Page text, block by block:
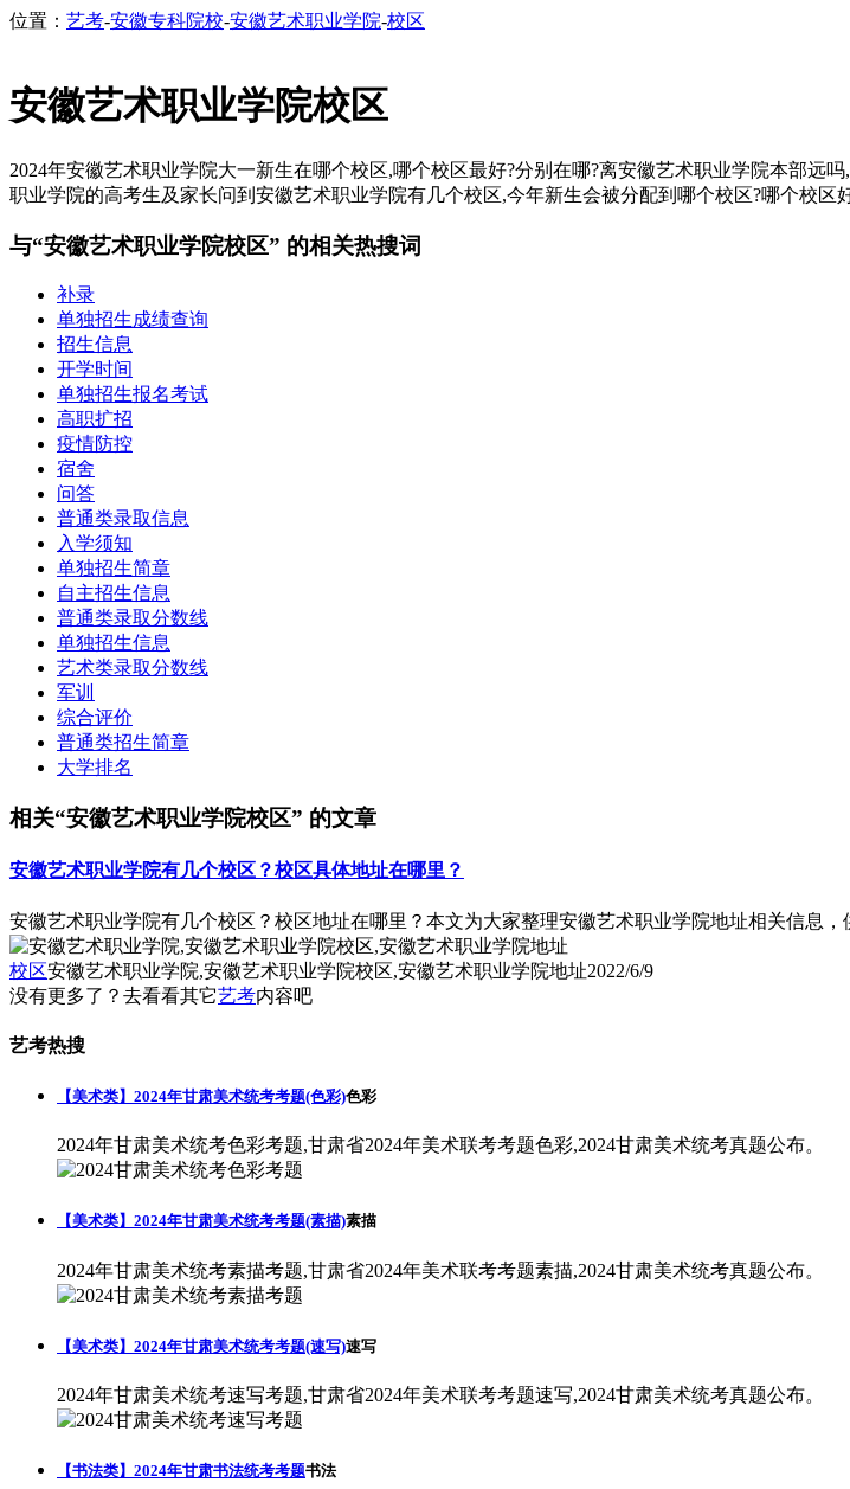
位置： 艺考-安徽专科院校-安徽艺术职业学院-校区
安徽艺术职业学院校区
2024年安徽艺术职业学院大一新生在哪个校区,哪个校区最好?分别在哪?离安徽艺术职业学院本部
职业学院的高考生及家长问到安徽艺术职业学院有几个校区,今年新生会被分配到哪个校区?哪个校区
与“安徽艺术职业学院校区” 的相关热搜词
补录
单独招生成绩查询
招生信息
开学时间
单独招生报名考试
高职扩招
疫情防控
宿舍
问答
普通类录取信息
入学须知
单独招生简章
自主招生信息
普通类录取分数线
单独招生信息
艺术类录取分数线
军训
综合评价
普通类招生简章
大学排名
相关“安徽艺术职业学院校区” 的文章
安徽艺术职业学院有几个校区？校区具体地址在哪里？
安徽艺术职业学院有几个校区？校区地址在哪里？本文为大家整理安徽艺术职业学院地址相关信息，
校区安徽艺术职业学院,安徽艺术职业学院校区,安徽艺术职业学院地址2022/6/9
没有更多了？去看看其它艺考内容吧
艺考热搜
【美术类】2024年甘肃美术统考考题(色彩)色彩
2024年甘肃美术统考色彩考题,甘肃省2024年美术联考考题色彩,2024甘肃美术统考真题公布。
【美术类】2024年甘肃美术统考考题(素描)素描
2024年甘肃美术统考素描考题,甘肃省2024年美术联考考题素描,2024甘肃美术统考真题公布。
【美术类】2024年甘肃美术统考考题(速写)速写
2024年甘肃美术统考速写考题,甘肃省2024年美术联考考题速写,2024甘肃美术统考真题公布。
【书法类】2024年甘肃书法统考考题书法